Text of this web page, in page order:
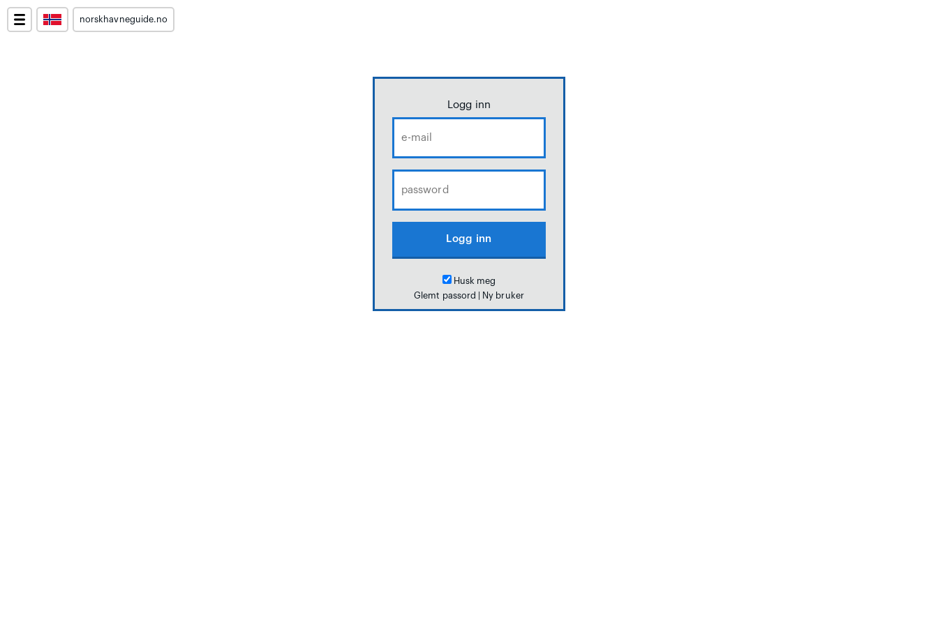
norskhavneguide.no
Logg inn
Husk meg
Glemt passord
Ny bruker